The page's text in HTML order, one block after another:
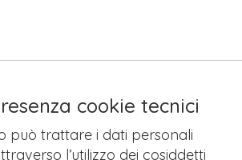
cookie tecnici
può trattare i dati personali
l’utilizzo dei cosiddetti